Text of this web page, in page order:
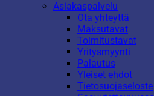
Asiakaspalvelu
Ota yhteyttä
Maksutavat
Toimitustavat
Yritysmyynti
Palautus
Yleiset ehdot
Tietosuojaseloste